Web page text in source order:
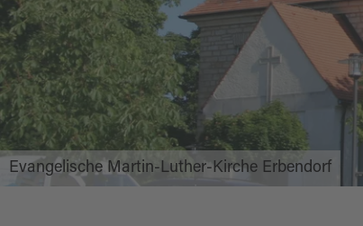
Evangelische Martin-Luther-Kirche Erbendorf